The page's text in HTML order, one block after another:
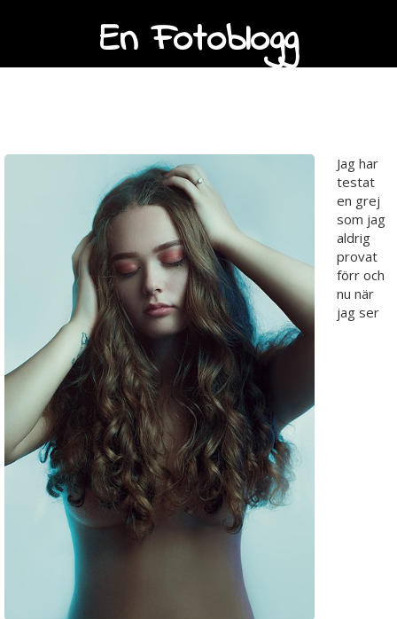
En Fotoblogg
Jag har
testat
en grej
som jag
aldrig
provat
förr och
nu när
jag ser